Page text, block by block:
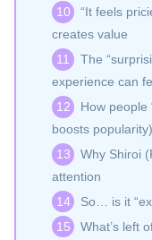
“It feels
creates value
The
experience can
How people
boosts popularity)
Why Shiroi
attention
So… is it
What’s left